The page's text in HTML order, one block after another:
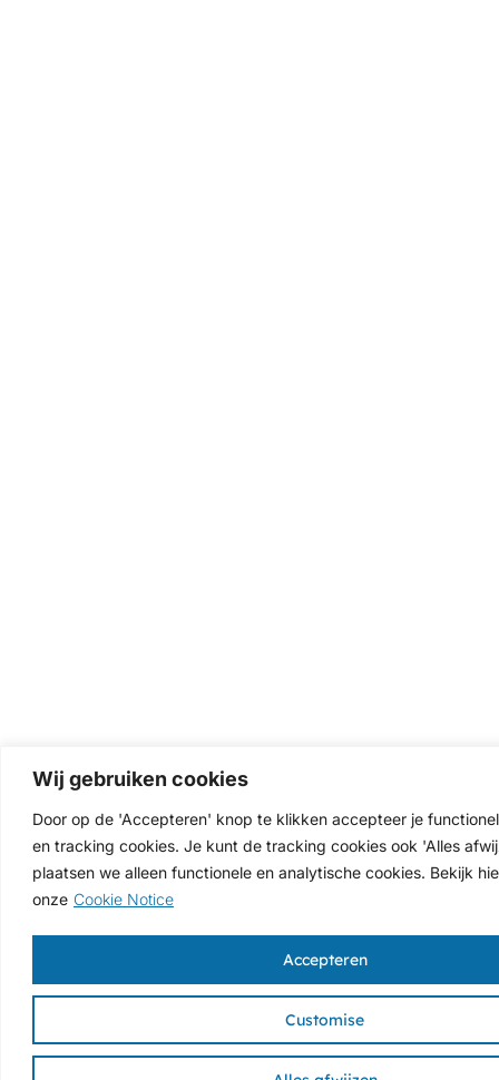
Wij gebruiken cookies
Door op de 'Accepteren' knop te klikken accepteer je
en tracking cookies. Je kunt de tracking cookies ook 'Alles
plaatsen we alleen functionele en analytische cookies. Bekijk
onze Cookie Notice
Customise
Accepteren